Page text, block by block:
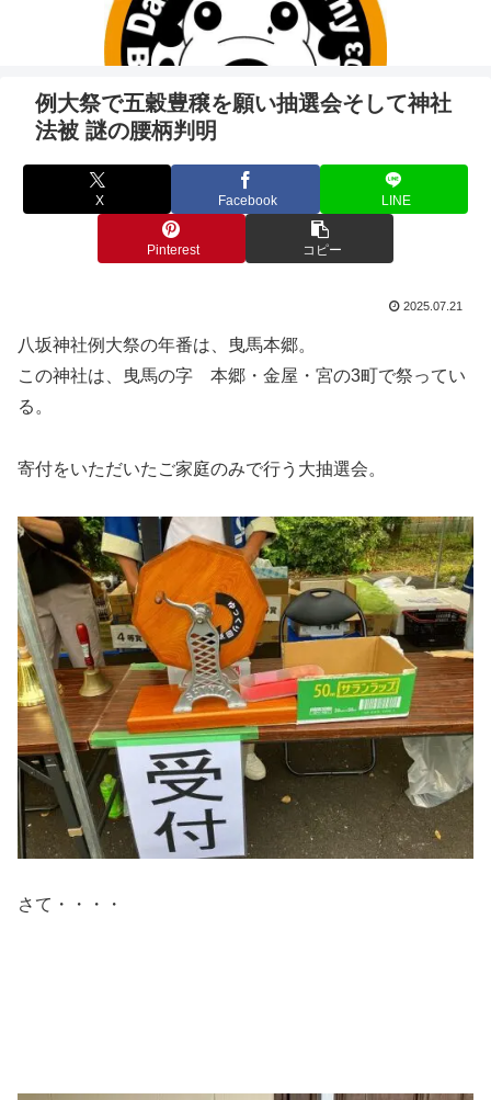
例大祭で五穀豊穣を願い抽選会そして神社
法被 謎の腰柄判明
X Facebook LINE
Pinterest コピー
2025.07.21
八坂神社例大祭の年番は、曳馬本郷。
この神社は、曳馬の字 本郷・金屋・宮の3町で祭ってい
る。
寄付をいただいたご家庭のみで行う大抽選会。
さて・・・・